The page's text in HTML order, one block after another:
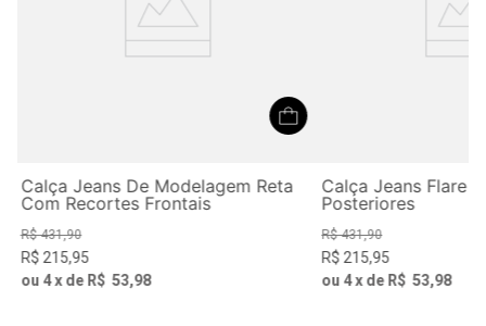
Calça Jeans De Modelagem Reta
Com Recortes Frontais
R$ 431,90
R$ 215,95
ou 4x de R$ 53,98
Calça Jeans Flare
Posteriores
R$ 431,90
R$ 215,95
ou 4x de R$ 53,98